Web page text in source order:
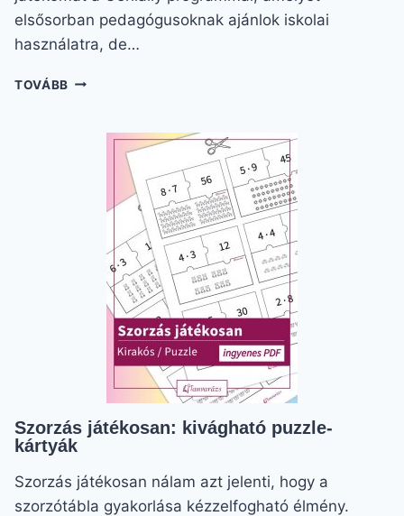
elsősorban pedagógusoknak ajánlok iskolai
használatra, de…
TOVÁBB SZORZÁS
MEGMOZGATJA
GYEREKEKET
Szorzás játékosan: kivágható puzzle-
kártyák
Szorzás játékosan nálam azt jelenti, hogy a
szorzótábla gyakorlása kézzelfogható élmény.